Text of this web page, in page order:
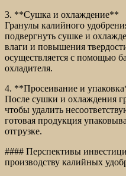
3. **Сушка и охлаждение**
Гранулы калийного
подвергнуть сушке и
влаги и повышения
осуществляется с помощью
охладителя.
4. **Просеивание и
После сушки и охлаждения
чтобы удалить
готовая продукция
отгрузке.
#### Перспективы
производству калийных